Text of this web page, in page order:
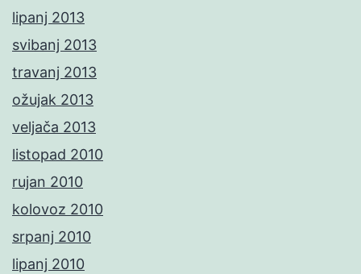
lipanj 2013
svibanj 2013
travanj 2013
ožujak 2013
veljača 2013
listopad 2010
rujan 2010
kolovoz 2010
srpanj 2010
lipanj 2010